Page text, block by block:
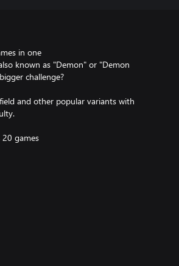
in one
known as "Demon" or "Demon
challenge?
and other popular variants with
games